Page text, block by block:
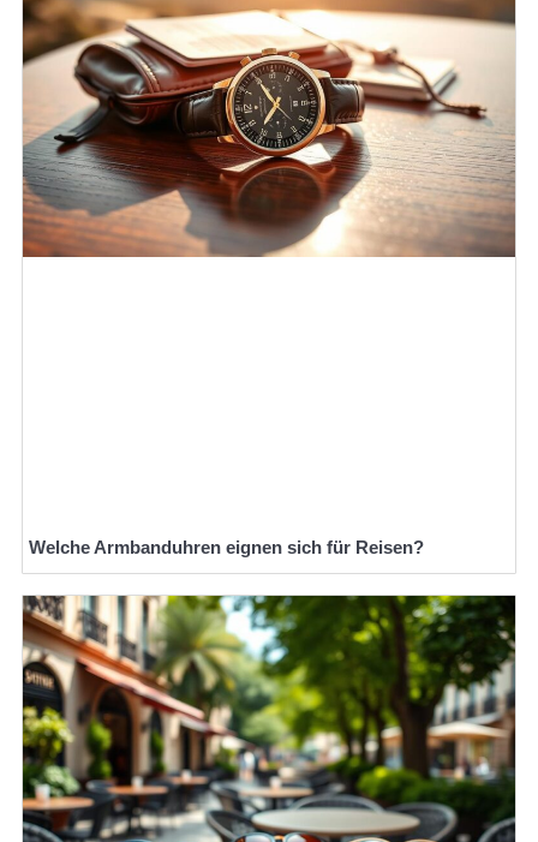
Welche Armbanduhren eignen sich für Reisen?